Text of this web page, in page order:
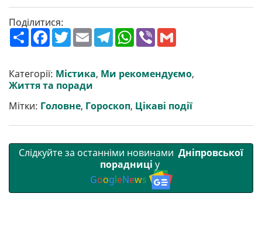
Поділитися:
П
о
р
и
т
F
a
b
o
o
T
w
t
e
r
E
m
l
T
e
g
r
W
h
s
A
V
r l
Категорії: Містика, Ми рекомендуємо,
Життя та поради
Мітки: Головне, Гороскоп, Цікаві події
Слідкуйте за останніми новинами Дніпровської
порадниці у
GoogleNews